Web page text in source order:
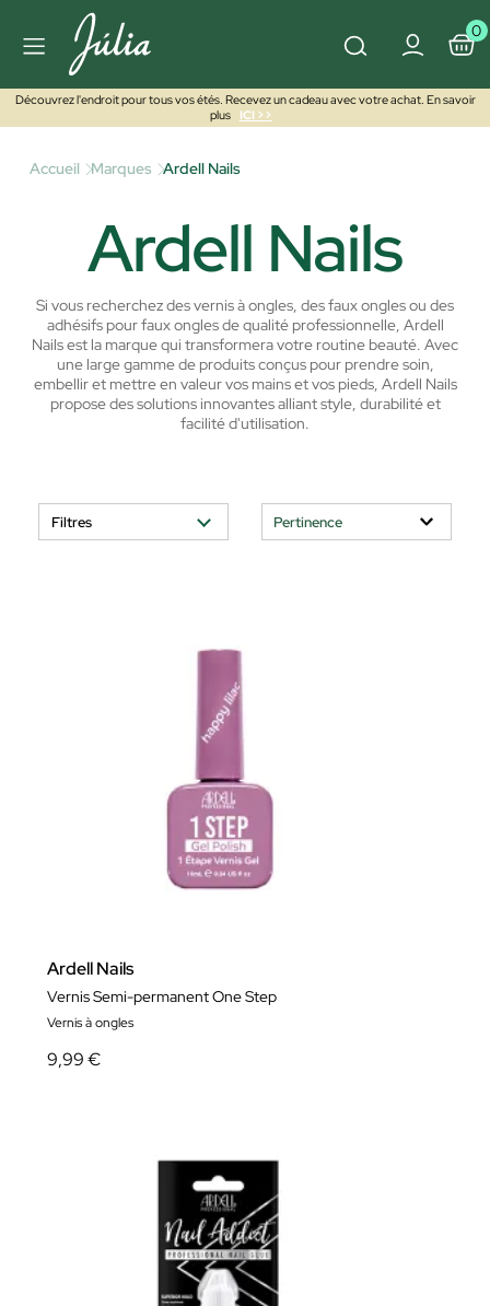
0
Découvrez l'endroit pour tous vos étés. Recevez un cadeau avec votre achat. En savoir
plus
ICI >>
Accueil Marques Ardell Nails
Ardell Nails
Si vous recherchez des vernis à ongles, des faux ongles ou des
adhésifs pour faux ongles de qualité professionnelle, Ardell
Nails est la marque qui transformera votre routine beauté. Avec
une large gamme de produits conçus pour prendre soin,
embellir et mettre en valeur vos mains et vos pieds, Ardell Nails
propose des solutions innovantes alliant style, durabilité et
facilité d'utilisation.
Filtres
Ardell Nails
Vernis Semi-permanent One Step
Vernis à ongles
9,99 €